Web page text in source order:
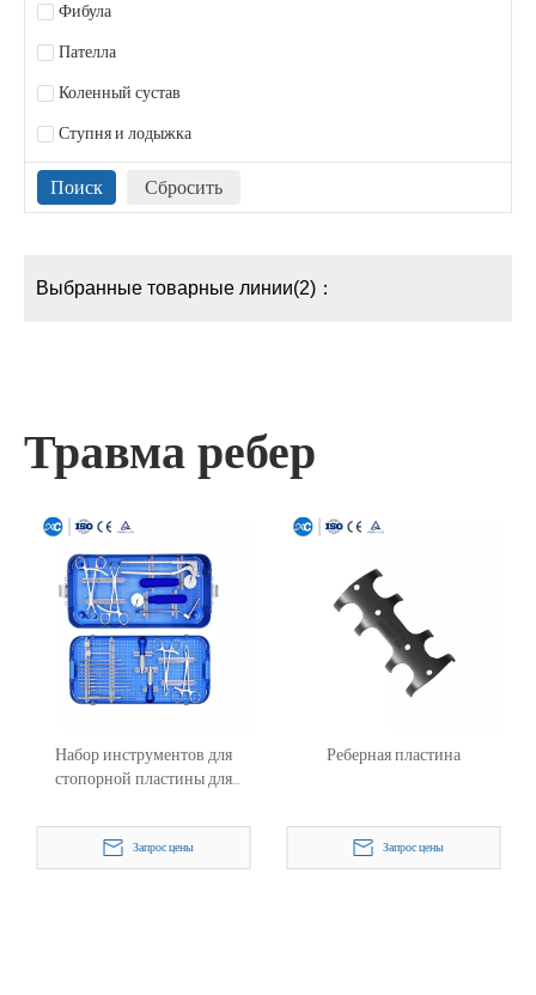
Фибула
Пателла
Коленный сустав
Ступня и лодыжка
Выбранные товарные линии(2)：
Травма ребер
Набор инструментов для
стопорной пластины для
Запрос цены
Реберная пластина
Запрос цены